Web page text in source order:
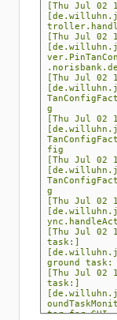
[Thu Jul 02
[Thu Jul 02
[Thu Jul 02
g
[Thu Jul 02
fig
[Thu Jul 02
g
[Thu Jul 02
[Thu Jul 02
task:]
ground task:
[Thu Jul 02
task:]
tor for GUI